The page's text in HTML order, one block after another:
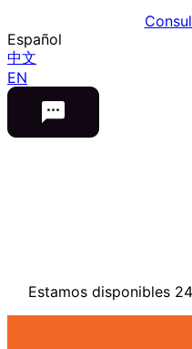
Español
中文
EN
Estamos disponibles